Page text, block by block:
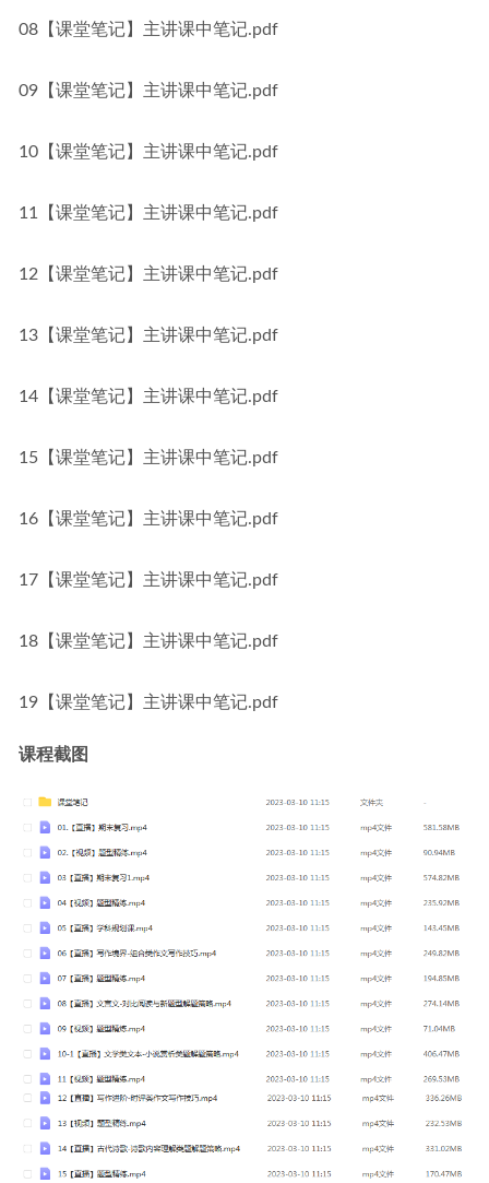
08【课堂笔记】主讲课中笔记.pdf
09【课堂笔记】主讲课中笔记.pdf
10【课堂笔记】主讲课中笔记.pdf
11【课堂笔记】主讲课中笔记.pdf
12【课堂笔记】主讲课中笔记.pdf
13【课堂笔记】主讲课中笔记.pdf
14【课堂笔记】主讲课中笔记.pdf
15【课堂笔记】主讲课中笔记.pdf
16【课堂笔记】主讲课中笔记.pdf
17【课堂笔记】主讲课中笔记.pdf
18【课堂笔记】主讲课中笔记.pdf
19【课堂笔记】主讲课中笔记.pdf
课程截图